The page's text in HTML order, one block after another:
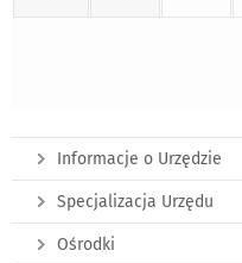
Informacje o Urzędzie
Specjalizacja Urzędu
Ośrodki